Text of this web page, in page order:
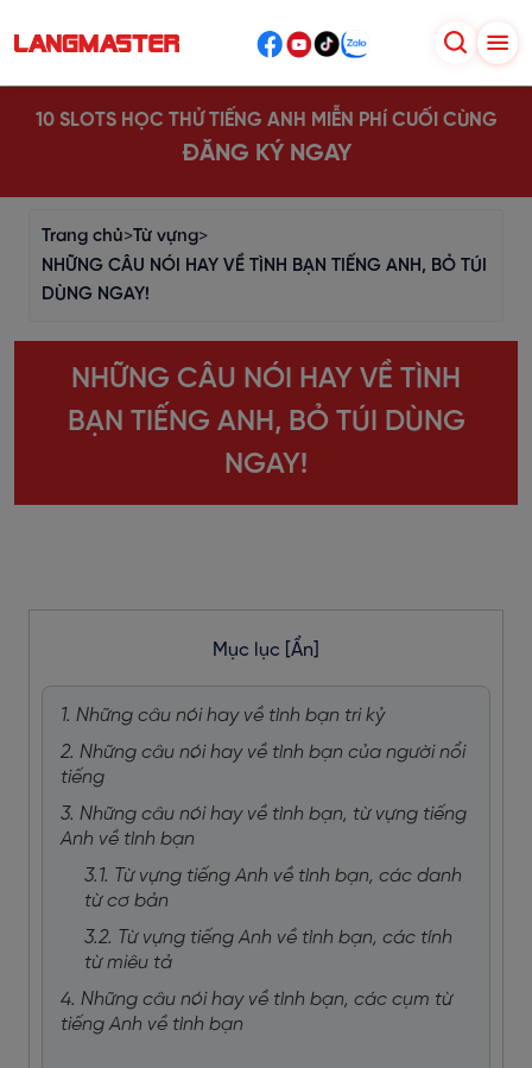
10 SLOTS HỌC THỬ TIẾNG ANH MIỄN PHÍ CUỐI CÙNG
ĐĂNG KÝ NGAY
Trang chủ>Từ vựng>
NHỮNG CÂU NÓI HAY VỀ TÌNH BẠN TIẾNG ANH, BỎ TÚI
DÙNG NGAY!
NHỮNG CÂU NÓI HAY VỀ TÌNH
BẠN TIẾNG ANH, BỎ TÚI DÙNG
NGAY!
Mục lục [Ẩn]
1. Những câu nói hay về tình bạn tri kỷ
2. Những câu nói hay về tình bạn của người nổi
tiếng
3. Những câu nói hay về tình bạn, từ vựng tiếng
Anh về tình bạn
3.1. Từ vựng tiếng Anh về tình bạn, các danh
từ cơ bản
3.2. Từ vựng tiếng Anh về tình bạn, các tính
từ miêu tả
4. Những câu nói hay về tình bạn, các cụm từ
tiếng Anh về tình bạn